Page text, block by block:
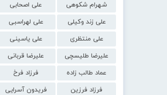
شهرام شکوهی
علی اصحابی
علی زند وکیلی
علی لهراسبی
علی منتظری
علی یاسینی
علیرضا طلیسچی
علیرضا قربانی
عماد طالب زاده
فرزاد فرخ
فرزاد فرزین
فریدون آسرایی